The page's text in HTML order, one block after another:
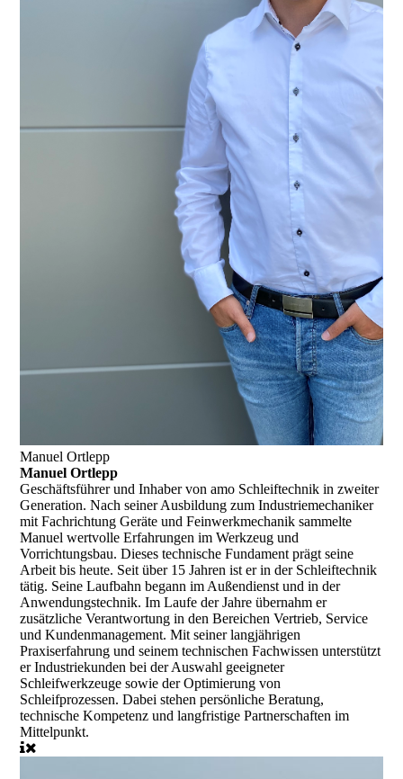
Manuel Ortlepp
Manuel Ortlepp
Geschäftsführer und Inhabervon amo Schleiftechnik in zweiter
Generation. Nach seiner Ausbildung zum Industriemechaniker
mit Fachrichtung Geräte und Feinwerkmechanik sammelte
Manuel wertvolle Erfahrungen im Werkzeug und
Vorrichtungsbau. Dieses technische Fundament prägt seine
Arbeit bis heute. Seit über 15 Jahren ist er in der Schleiftechnik
tätig. Seine Laufbahn begann im Außendienst und in der
Anwendungstechnik. Im Laufe der Jahre übernahm er
zusätzliche Verantwortung in den Bereichen Vertrieb, Service
und Kundenmanagement. Mit seiner langjährigen
Praxiserfahrung und seinem technischen Fachwissen unterstützt
er Industriekunden bei der Auswahl geeigneter
Schleifwerkzeuge sowie der Optimierung von
Schleifprozessen. Dabei stehen persönliche Beratung,
technische Kompetenz und langfristige Partnerschaften im
Mittelpunkt.